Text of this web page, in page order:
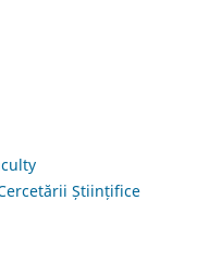
Științifice